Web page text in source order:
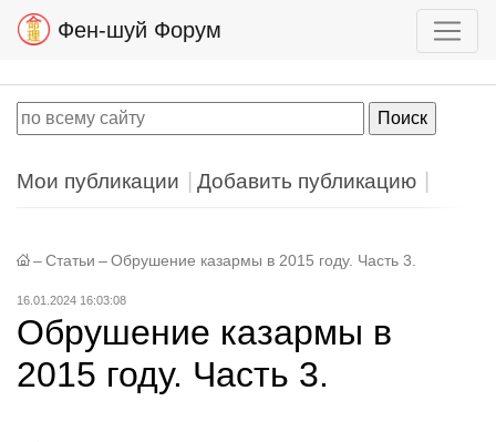
Фен-шуй Форум
Мои публикации Добавить публикацию
– Статьи – Обрушение казармы в 2015 году. Часть 3.
16.01.2024 16:03:08
Обрушение казармы в
2015 году. Часть 3.